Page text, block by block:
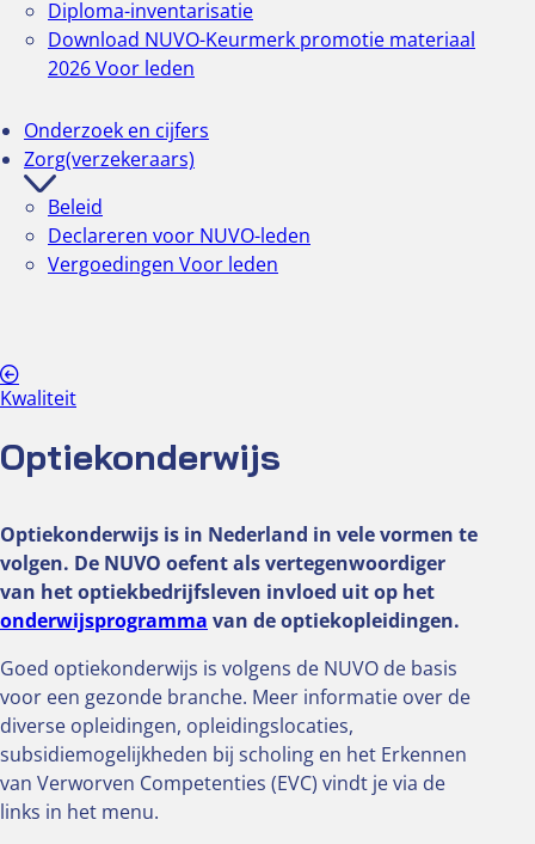
Over NUVO
Organisatie
Oud voorzitters
Segmenten
Leden
Ereleden
In contact met de NUVO
Jaarverslag
ALV 2025
Low vision
Kwaliteitsgroep Low Vision
Vind een low-visionspecialist
Wat doet een low-visionspecialist
Ledenvoordelen
Kwaliteit
Optiekonderwijs
Optiekonderwijs is in Nederland in vele vormen te
volgen. De NUVO oefent als vertegenwoordiger
van het optiekbedrijfsleven invloed uit op het
onderwijsprogramma van de optiekopleidingen.
Goed optiekonderwijs is volgens de NUVO de basis
voor een gezonde branche. Meer informatie over de
diverse opleidingen, opleidingslocaties,
subsidiemogelijkheden bij scholing en het Erkennen
van Verworven Competenties (EVC) vindt je via de
links in het menu.
Diploma-inventarisatie
Download NUVO-Keurmerk promotie materiaal
2026Voor leden
Onderzoek en cijfers
Zorg(verzekeraars)
Beleid
Declareren voor NUVO-leden
Vergoedingen Voor leden